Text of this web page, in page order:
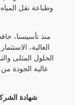
وطباعة نقل
منذ تأسيسنا،
العالية،
الحلول المثلى
عالية الجودة
شهادة